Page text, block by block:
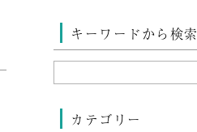
キーワードから検索
カテゴリー